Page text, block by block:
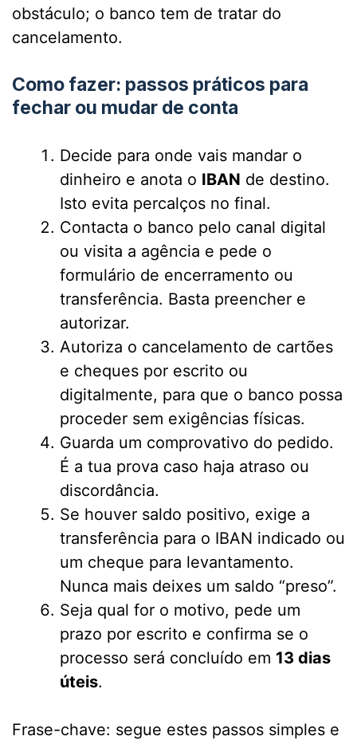
obstáculo; o banco tem de tratar do
cancelamento.
Como fazer: passos práticos para
fechar ou mudar de conta
Decide para onde vais mandar o
dinheiro e anota o IBAN de destino.
Isto evita percalços no final.
Contacta o banco pelo canal digital
ou visita a agência e pede o
formulário de encerramento ou
transferência. Basta preencher e
autorizar.
Autoriza o cancelamento de cartões
e cheques por escrito ou
digitalmente, para que o banco possa
proceder sem exigências físicas.
Guarda um comprovativo do pedido.
É a tua prova caso haja atraso ou
discordância.
Se houver saldo positivo, exige a
transferência para o IBAN indicado ou
um cheque para levantamento.
Nunca mais deixes um saldo “preso”.
Seja qual for o motivo, pede um
prazo por escrito e confirma se o
processo será concluído em 13 dias
úteis.
Frase-chave: segue estes passos simples e